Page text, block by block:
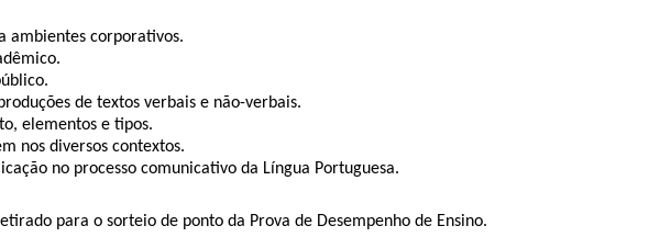
ambientes corporativos.
de textos verbais e não-verbais.
elementos e tipos.
nos diversos contextos.
no processo comunicativo da Língua Portuguesa.
para o sorteio de ponto da Prova de Desempenho de Ensino.